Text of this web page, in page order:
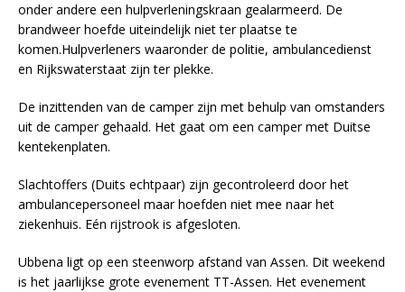
onder andere een hulpverleningskraan gealarmeerd. De
brandweer hoefde uiteindelijk niet ter plaatse te
komen.Hulpverleners waaronder de politie, ambulancedienst
en Rijkswaterstaat zijn ter plekke.
De inzittenden van de camper zijn met behulp van omstanders
uit de camper gehaald. Het gaat om een camper met Duitse
kentekenplaten.
Slachtoffers (Duits echtpaar) zijn gecontroleerd door het
ambulancepersoneel maar hoefden niet mee naar het
ziekenhuis. Eén rijstrook is afgesloten.
Ubbena ligt op een steenworp afstand van Assen. Dit weekend
is het jaarlijkse grote evenement TT-Assen. Het evenement